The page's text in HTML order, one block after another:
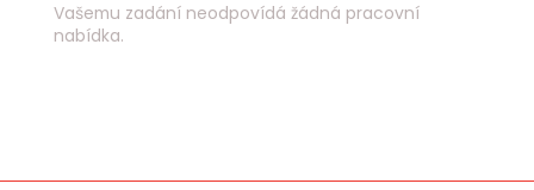
Vašemu zadání neodpovídá žádná pracovní
nabídka.